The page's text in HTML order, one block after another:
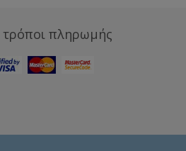
τρόποι πληρωμής